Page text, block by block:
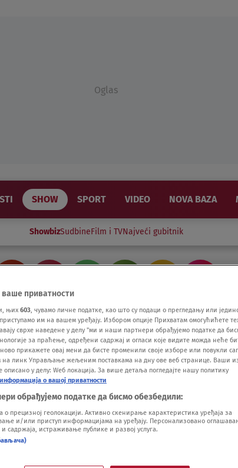
Oglas
SHOW SPORT VIDEO NOVA BAZA
ShowbizSudbineFilm i TVNajveći gubitnik
se prijavi opet":
PZE odgovorile na
VIDEO
ваше приватности
њих 603, чувамо личне податке, као што су подаци о прегледању или
им на вашем уређају. Избором опције Прихватам омогућићете
сврхе наведене у делу "ми и наши партнери обрађујемо податке да
за праћење, одређени садржај и огласи које видите можда неће
прикажете овај мени да бисте променили своје изборе или повукли
на линк Управљање жељеним поставкама на дну ове веб странице. Ваши
у делу: Wеб локација. За више детаља погледајте нашу политику
о вашој приватности
обрађујемо податке да бисмо обезбедили:
прецизној геолокацији. Активно скенирање карактеристика уређаја за
и/или приступ информацијама на уређају. Персонализовано
садржаја, истраживање публике и развој услуга.